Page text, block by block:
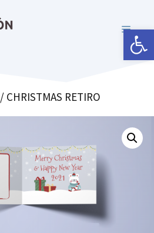
Abrir
MENÚ
/ CHRISTMAS RETIRO